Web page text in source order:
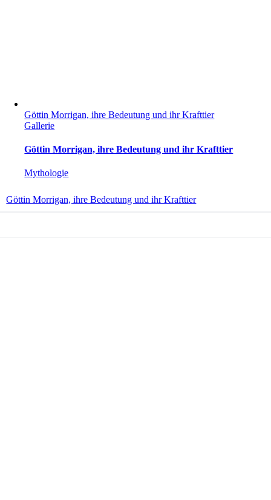
Göttin Morrigan, ihre Bedeutung und ihr Krafttier
Gallerie
Göttin Morrigan, ihre Bedeutung und ihr Krafttier
Mythologie
Göttin Morrigan, ihre Bedeutung und ihr Krafttier